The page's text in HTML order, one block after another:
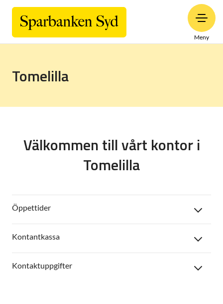
Meny
Tomelilla
Välkommen till vårt kontor i
Tomelilla
Öppettider
Kontantkassa
Kontaktuppgifter